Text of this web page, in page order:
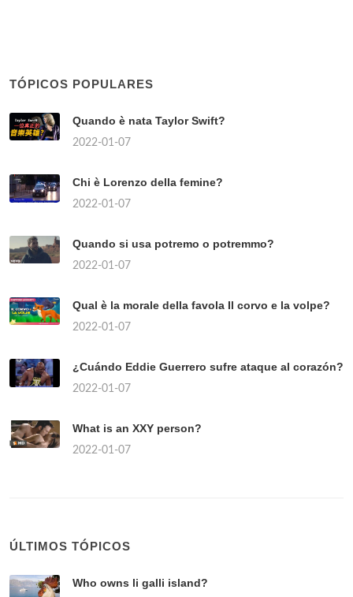
TÓPICOS POPULARES
Quando è nata Taylor Swift?
2022-01-07
Chi è Lorenzo della femine?
2022-01-07
Quando si usa potremo o potremmo?
2022-01-07
Qual è la morale della favola Il corvo e la volpe?
2022-01-07
¿Cuándo Eddie Guerrero sufre ataque al corazón?
2022-01-07
What is an XXY person?
2022-01-07
ÚLTIMOS TÓPICOS
Who owns li galli island?